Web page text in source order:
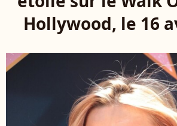
Hollywood, le 16